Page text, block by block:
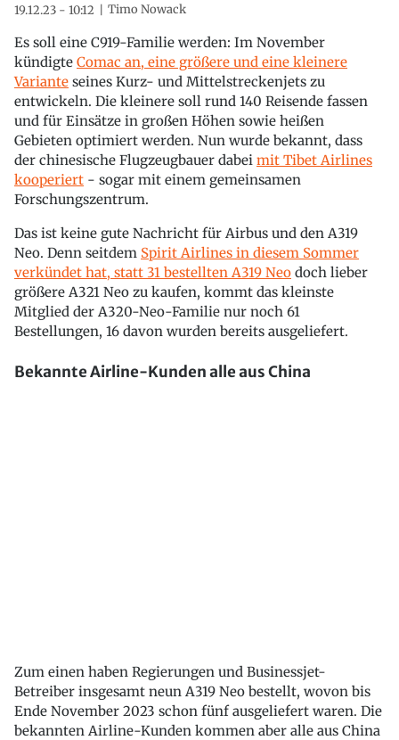
19.12.23 - 10:12 Timo Nowack
Es soll eine C919-Familie werden: Im November
kündigte Comac an, eine größere und eine kleinere
Variante seines Kurz- und Mittelstreckenjets zu
entwickeln. Die kleinere soll rund 140 Reisende fassen
und für Einsätze in großen Höhen sowie heißen
Gebieten optimiert werden. Nun wurde bekannt, dass
der chinesische Flugzeugbauer dabei mit Tibet Airlines
kooperiert - sogar mit einem gemeinsamen
Forschungszentrum.
Das ist keine gute Nachricht für Airbus und den A319
Neo. Denn seitdem Spirit Airlines in diesem Sommer
verkündet hat, statt 31 bestellten A319 Neo doch lieber
größere A321 Neo zu kaufen, kommt das kleinste
Mitglied der A320-Neo-Familie nur noch 61
Bestellungen, 16 davon wurden bereits ausgeliefert.
Bekannte Airline-Kunden alle aus China
Zum einen haben Regierungen und Businessjet-
Betreiber insgesamt neun A319 Neo bestellt, wovon bis
Ende November 2023 schon fünf ausgeliefert waren. Die
bekannten Airline-Kunden kommen aber alle aus China